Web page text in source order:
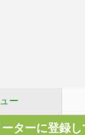
ー
ターに登録